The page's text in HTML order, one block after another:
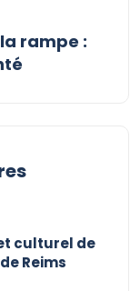
rampe :
culturel de
Reims